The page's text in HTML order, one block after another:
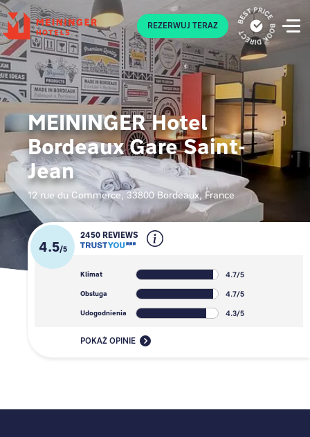
P REZERWUJ TERAZ
MEININGER Hotel
Bordeaux Gare Saint-
Jean
12 rue du Commerce, 33800 Bordeaux, France
4.5/5
2450 REVIEWS
Klimat 4.7/5
Obsługa 4.7/5
Udogodnienia 4.3/5
POKAŻ OPINIE